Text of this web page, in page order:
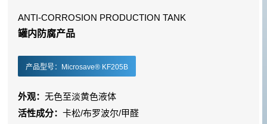
ANTI-CORROSION PRODUCTION TANK
罐内防腐产品
产品型号：Microsave® KF205B
外观：无色至淡黄色液体
活性成分：卡松/布罗波尔/甲醛